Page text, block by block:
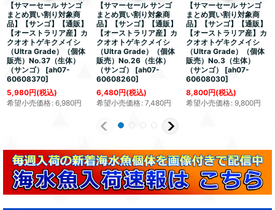
【サマーセール サンゴ
まとめ買い割り対象商
品】【サンゴ】【通販】
【オーストラリア産】カ
クオオトゲキクメイシ
（Ultra Grade）（個体
販売）No.37（生体）
（サンゴ）
[ah07-
60608370]
5,980円(税込)
希望小売価格: 6,980円
【サマーセール サンゴ
まとめ買い割り対象商
品】【サンゴ】【通販】
【オーストラリア産】カ
クオオトゲキクメイシ
（Ultra Grade）（個体
販売）No.26（生体）
（サンゴ）
[ah07-
60608260]
6,480円(税込)
希望小売価格: 7,480円
【サマーセール サンゴ
まとめ買い割り対象商
品】【サンゴ】【通販】
【オーストラリア産】カ
クオオトゲキクメイシ
（Ultra Grade）（個体
販売）No.3（生体）
（サンゴ）
[ah07-
60608030]
8,800円(税込)
希望小売価格: 9,800円